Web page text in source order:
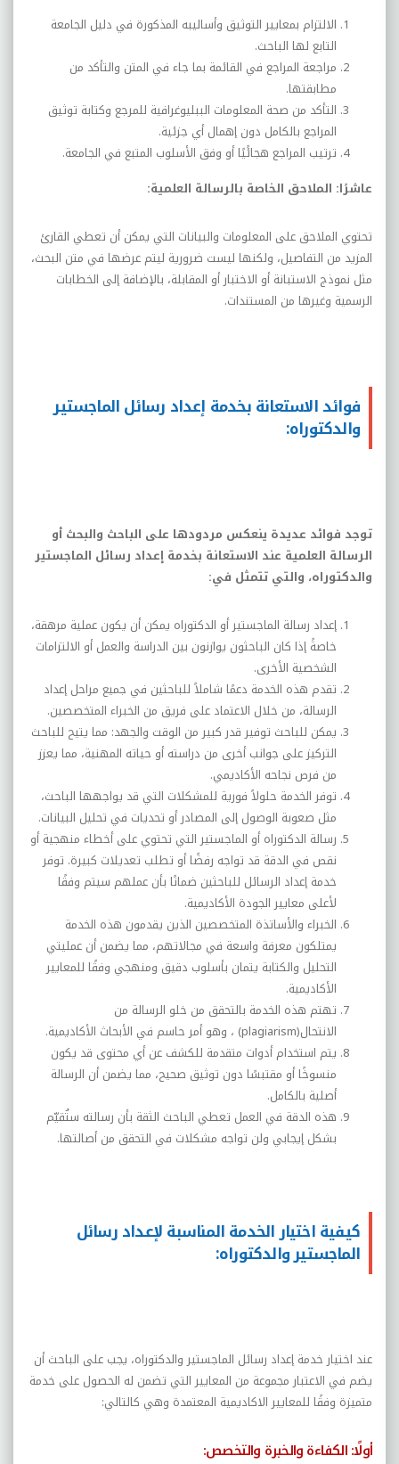
الالتزام بمعايير التوثيق وأساليبه المذكورة في دليل الجامعة
التابع لها الباحث.
مراجعة المراجع في القائمة بما جاء في المتن والتأكد من
مطابقتها.
التأكد من صحة المعلومات الببليوغرافية للمرجع وكتابة توثيق
المراجع بالكامل دون إهمال أي جزئية.
ترتيب المراجع هجائًيًا أو وفق الأسلوب المتبع في الجامعة.
عاشرًا: الملاحق الخاصة بالرسالة العلمية:
تحتوي الملاحق على المعلومات والبيانات التي يمكن أن تعطي القارئ
المزيد من التفاصيل، ولكنها ليست ضرورية ليتم عرضها في متن البحث،
مثل نموذج الاستبانة أو الاختبار أو المقابلة، بالإضافة إلى الخطابات
الرسمية وغيرها من المستندات.
فوائد الاستعانة بخدمة إعداد رسائل الماجستير
والدكتوراه:
توجد فوائد عديدة ينعكس مردودها على الباحث والبحث أو
الرسالة العلمية عند الاستعانة بخدمة إعداد رسائل الماجستير
والدكتوراه، والتي تتمثل في:
إعداد رسالة الماجستير أو الدكتوراه يمكن أن يكون عملية مرهقة،
خاصةً إذا كان الباحثون يوازنون بين الدراسة والعمل أو الالتزامات
الشخصية الأخرى.
تقدم هذه الخدمة دعمًا شاملاً للباحثين في جميع مراحل إعداد
الرسالة، من خلال الاعتماد على فريق من الخبراء المتخصصين.
يمكن للباحث توفير قدر كبير من الوقت والجهد: مما يتيح للباحث
التركيز على جوانب أخرى من دراسته أو حياته المهنية، مما يعزز
من فرص نجاحه الأكاديمي.
توفر الخدمة حلولاً فورية للمشكلات التي قد يواجهها الباحث،
مثل صعوبة الوصول إلى المصادر أو تحديات في تحليل البيانات.
رسالة الدكتوراه أو الماجستير التي تحتوي على أخطاء منهجية أو
نقص في الدقة قد تواجه رفضًا أو تطلب تعديلات كبيرة. توفر
خدمة إعداد الرسائل للباحثين ضمانًا بأن عملهم سيتم وفقًا
لأعلى معايير الجودة الأكاديمية.
الخبراء والأساتذة المتخصصين الذين يقدمون هذه الخدمة
يمتلكون معرفة واسعة في مجالاتهم، مما يضمن أن عمليتي
التحليل والكتابة يتمان بأسلوب دقيق ومنهجي وفقًا للمعايير
الأكاديمية.
تهتم هذه الخدمة بالتحقق من خلو الرسالة من
الانتحال(plagiarism) ، وهو أمر حاسم في الأبحاث الأكاديمية.
يتم استخدام أدوات متقدمة للكشف عن أي محتوى قد يكون
منسوخًا أو مقتبسًا دون توثيق صحيح، مما يضمن أن الرسالة
أصلية بالكامل.
هذه الدقة في العمل تعطي الباحث الثقة بأن رسالته ستُقيّم
بشكل إيجابي ولن تواجه مشكلات في التحقق من أصالتها.
كيفية اختيار الخدمة المناسبة لإعداد رسائل
الماجستير والدكتوراه:
عند اختيار خدمة إعداد رسائل الماجستير والدكتوراه، يجب على الباحث أن
يضم في الاعتبار مجموعة من المعايير التي تضمن له الحصول على خدمة
متميزة وفقًا للمعايير الاكاديمية المعتمدة وهي كالتالي:
أولًا: الكفاءة والخبرة والتخصص: